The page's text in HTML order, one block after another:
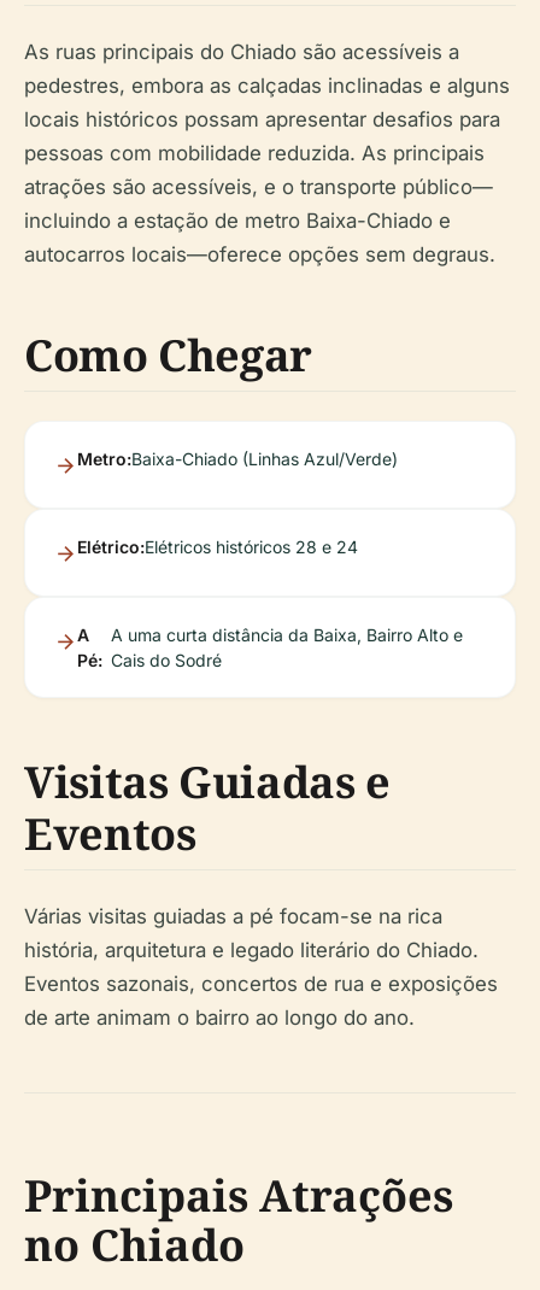
As ruas principais do Chiado são acessíveis a
pedestres, embora as calçadas inclinadas e alguns
locais históricos possam apresentar desafios para
pessoas com mobilidade reduzida. As principais
atrações são acessíveis, e o transporte público—
incluindo a estação de metro Baixa-Chiado e
autocarros locais—oferece opções sem degraus.
Como Chegar
Metro:Baixa-Chiado (Linhas Azul/Verde)
Elétrico:Elétricos históricos 28 e 24
A
Pé:
A uma curta distância da Baixa, Bairro Alto e
Cais do Sodré
Visitas Guiadas e
Eventos
Várias visitas guiadas a pé focam-se na rica
história, arquitetura e legado literário do Chiado.
Eventos sazonais, concertos de rua e exposições
de arte animam o bairro ao longo do ano.
Principais Atrações
no Chiado